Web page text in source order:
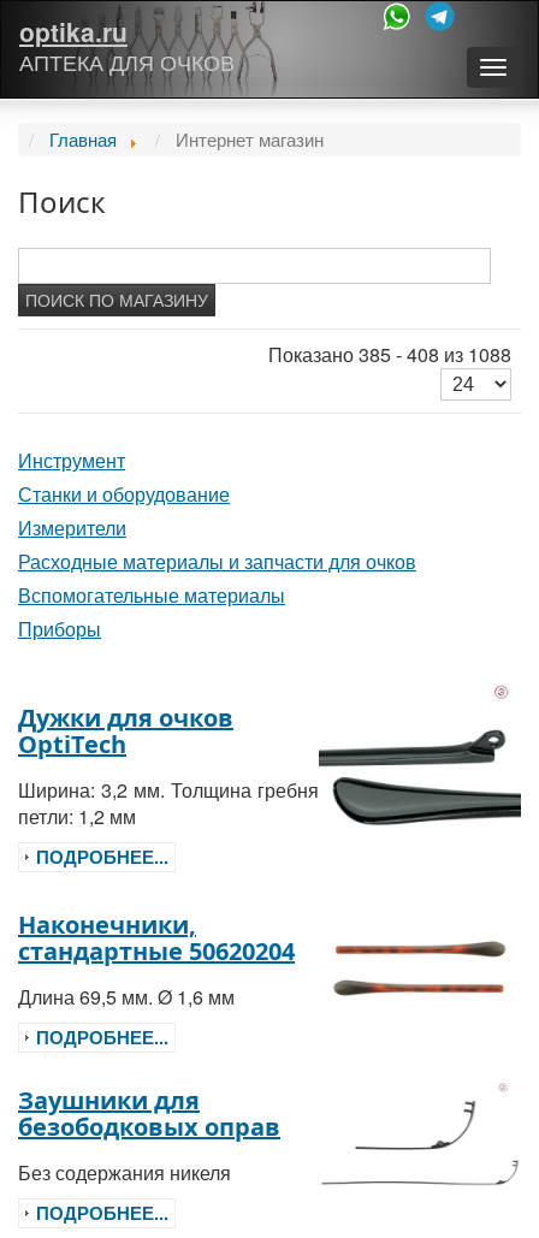
optika.ru
АПТЕКА ДЛЯ ОЧКОВ
Главная Интернет магазин
Поиск
Показано 385 - 408 из 1088
Инструмент
Станки и оборудование
Измерители
Расходные материалы и запчасти для очков
Вспомогательные материалы
Приборы
Дужки для очков
OptiTech
Ширина: 3,2 мм. Толщина гребня
петли: 1,2 мм
ПОДРОБНЕЕ...
Наконечники,
стандартные 50620204
Длина 69,5 мм. Ø 1,6 мм
ПОДРОБНЕЕ...
Заушники для
безободковых оправ
Без содержания никеля
ПОДРОБНЕЕ...